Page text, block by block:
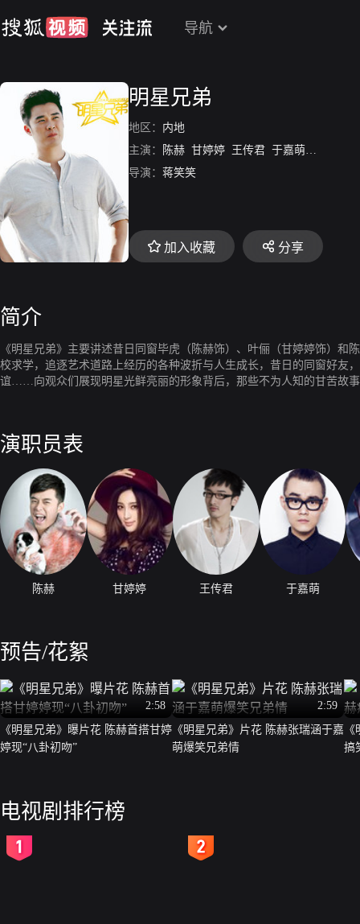
导航
明星兄弟
地区： 内地
主演：
陈赫 甘婷婷 王传君 于嘉萌 张瑞涵
导演： 蒋笑笑
加入收藏 分享
简介
《明星兄弟》主要讲述昔日同窗毕虎（陈赫饰）、叶俪（甘婷婷饰）和
校求学，追逐艺术道路上经历的各种波折与人生成长，昔日的同窗好友
谊……向观众们展现明星光鲜亮丽的形象背后，那些不为人知的甘苦故
演职员表
陈赫 甘婷婷 王传君 于嘉萌
预告/花絮
2:58
《明星兄弟》曝片花 陈赫首搭甘婷
婷现“八卦初吻”
2:59
《明星兄弟》片花 陈赫张瑞涵于嘉
萌爆笑兄弟情
搞
电视剧排行榜